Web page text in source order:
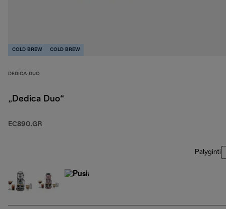
COLD BREW COLD BREW
DEDICA DUO
„Dedica Duo“
EC890.GR
Palyginti